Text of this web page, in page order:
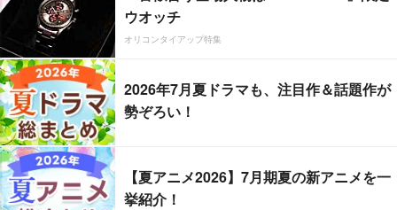
ウオッチ
オリコンタイアップ特集
2026年7月夏ドラマも、注目作＆話題作が
勢ぞろい！
【夏アニメ2026】7月期夏の新アニメを一
挙紹介！